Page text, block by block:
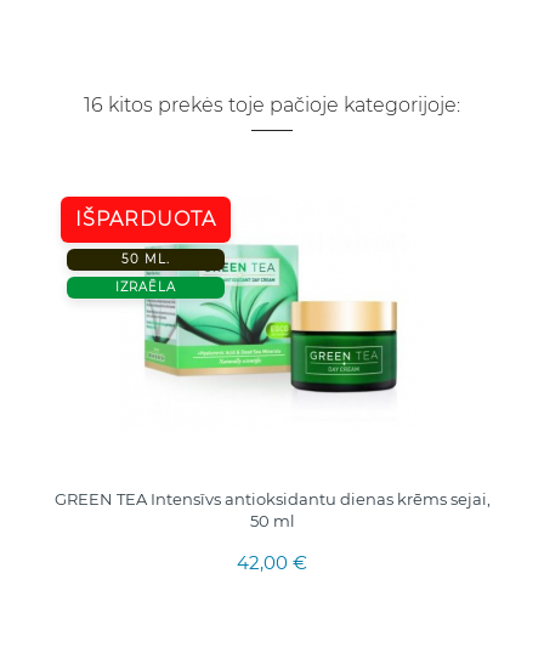
16 kitos prekės toje pačioje kategorijoje:
IŠPARDUOTA
50 ML.
IZRAĒLA
GREEN TEA Intensīvs antioksidantu dienas krēms sejai,
50 ml
42,00 €